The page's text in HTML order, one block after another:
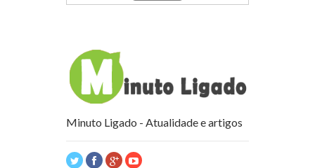
Minuto Ligado - Atualidade e artigos